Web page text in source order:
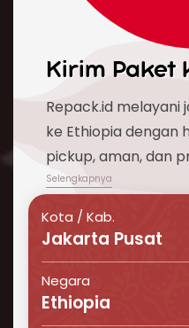
Kirim Paket
Repack.id melayani
ke Ethiopia dengan
pickup, aman, dan
Kota / Kab.
Jakarta Pusat
Negara
Ethiopia